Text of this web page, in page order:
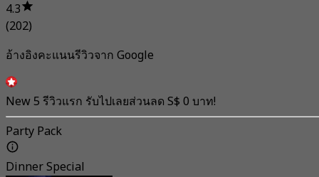
4.3
(202)
อ้างอิงคะแนนรีวิวจาก Google
New 5 รีวิวแรก รับไปเลยส่วนลด S$ 0 บาท!
Party Pack
Dinner Special